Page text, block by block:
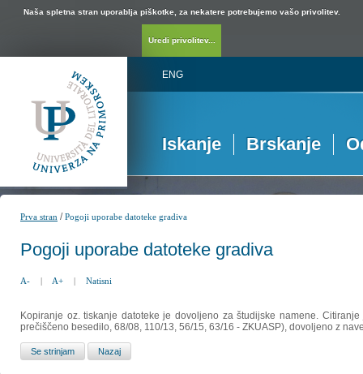
Naša spletna stran uporablja piškotke, za nekatere potrebujemo vašo privolitev.
Uredi privolitev...
ENG
Iskanje Brskanje
Prva stran /Pogoji uporabe datoteke gradiva
Pogoji uporabe datoteke gradiva
A- | A+ | Natisni
Kopiranje oz. tiskanje datoteke je dovoljeno za študijske namene.
prečiščeno besedilo, 68/08, 110/13, 56/15, 63/16 - ZKUASP), dovoljeno z